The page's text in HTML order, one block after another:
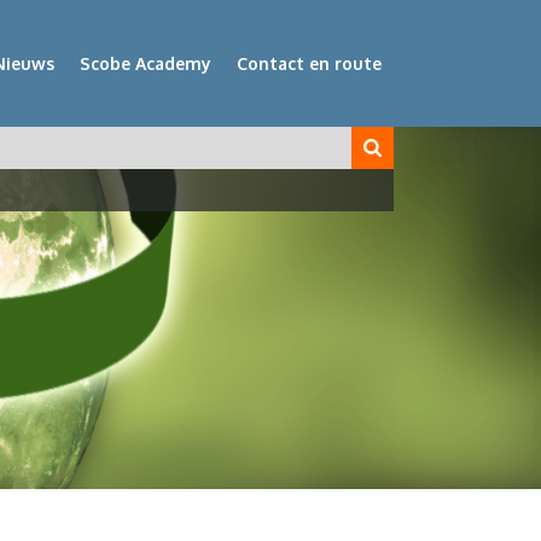
Scobe Academy Contact en route